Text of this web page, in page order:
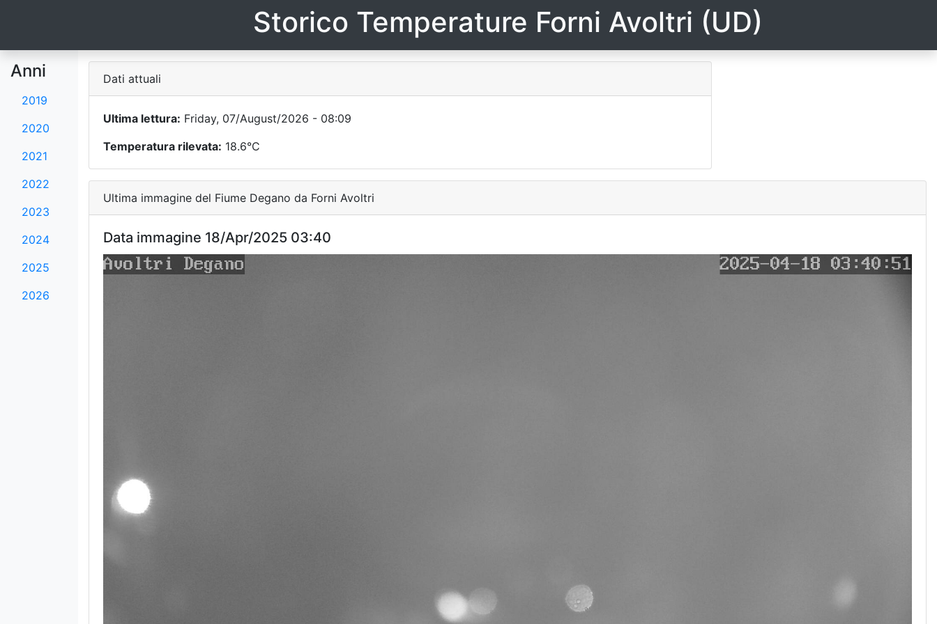
Storico Temperature Forni Avoltri (UD)
Anni
2019
2020
2021
2022
2023
2024
2025
2026
Dati attuali
Ultima lettura: Friday, 07/August/2026 - 08:09
Temperatura rilevata: 18.6°C
Ultima immagine del Fiume Degano da Forni Avoltri
Data immagine 18/Apr/2025 03:40